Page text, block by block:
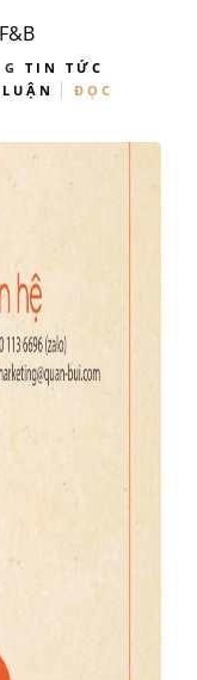
TIN TỨC
ĐỌC